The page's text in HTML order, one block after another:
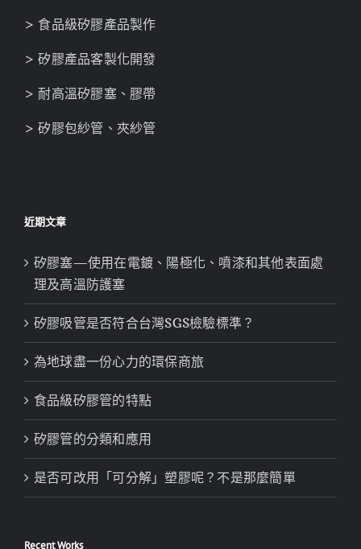
> 食品級矽膠產品製作
> 矽膠產品客製化開發
> 耐高溫矽膠塞、膠帶
> 矽膠包紗管、夾紗管
近期文章
矽膠塞—使用在電鍍、陽極化、噴漆和其他表面處
理及高溫防護塞
矽膠吸管是否符合台灣SGS檢驗標準？
為地球盡一份心力的環保商旅
食品級矽膠管的特點
矽膠管的分類和應用
是否可改用「可分解」塑膠呢？不是那麼簡單
Recent Works